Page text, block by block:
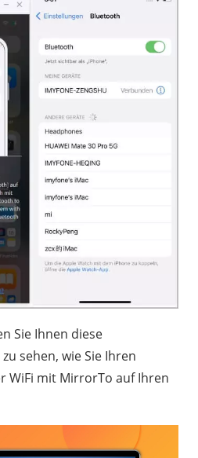
Sie Ihnen diese
sehen, wie Sie Ihren
WiFi mit MirrorTo auf Ihren